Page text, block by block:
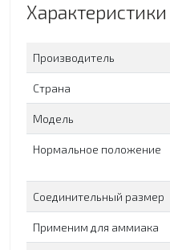
Характеристики
Производитель
Страна
Модель
Нормальное положение
Соединительный размер
Применим для аммиака